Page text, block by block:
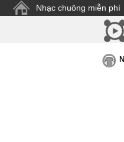
Nhạc chuông miễn phí